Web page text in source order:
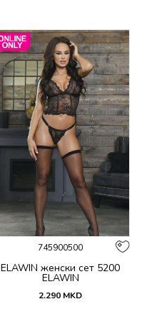
745900500
ELAWIN женски сет 5200
ELAWIN
2.290 MKD